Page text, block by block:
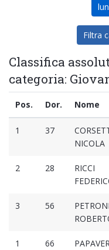
Filtra
Classifica
categoria:
Pos. Dor. Nome
1 37
NICOLA
2 28
RICCI
3 56
1 66